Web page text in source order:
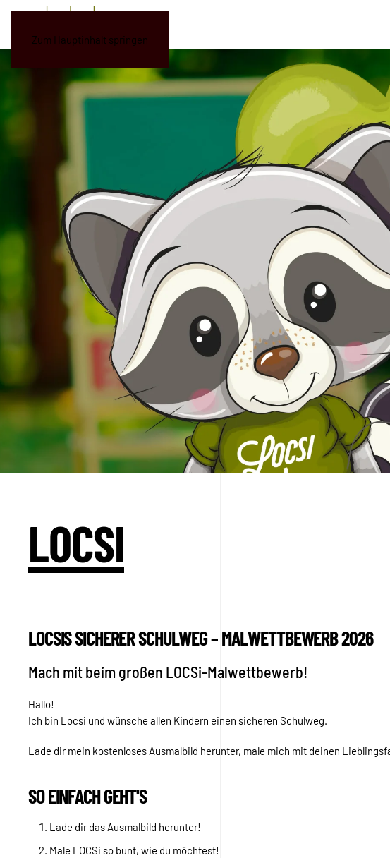
Zum Hauptinhalt springen
LOCSI
LOCSIS SICHERER SCHULWEG – MALWETTBEWERB 2026
Mach mit beim großen LOCSi-Malwettbewerb!
Hallo!
Ich bin Locsi und wünsche allen Kindern einen sicheren Schulweg.
Lade dir mein kostenloses Ausmalbild herunter, male mich mit deinen
SO EINFACH GEHT'S
Lade dir das Ausmalbild herunter!
Male LOCSi so bunt, wie du möchtest!